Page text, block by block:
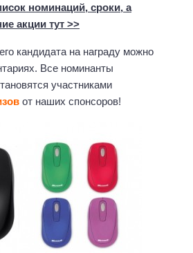
номинаций, сроки, а
акции тут >>
кандидата на награду можно
Все номинанты
участниками
от наших спонсоров!